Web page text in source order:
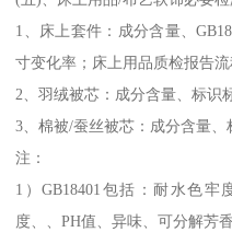
1、床上套件：成分含量、
寸变化率；床上用品质检报告流
2、羽绒被芯：成分含量、标识
3、棉被/蚕丝被芯：成分含量、
注：
1）GB18401包括：耐水色
度、、PH值、异味、可分解芳